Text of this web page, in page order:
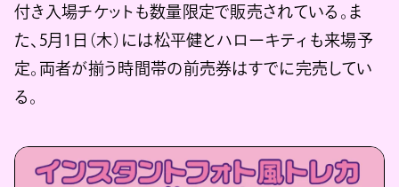
付き入場チケットも数量限定で販売されている。ま
た、5月1日（木）には松平健とハローキティも来場予
定。両者が揃う時間帯の前売券はすでに完売してい
る。